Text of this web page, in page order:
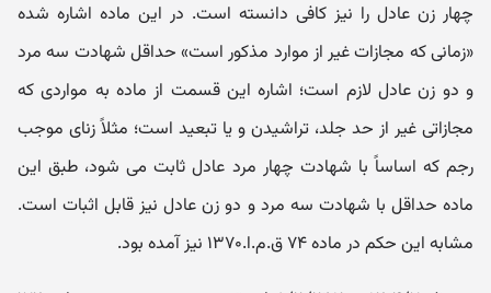
چهار زن عادل را نیز کافی دانسته است. در این ماده اشاره شده
«زمانی که مجازات غیر از موارد مذکور است» حداقل شهادت سه مرد
و دو زن عادل لازم است؛ اشاره این قسمت از ماده به مواردی که
مجازاتی غیر از حد جلد، تراشیدن و یا تبعید است؛ مثلاً زنای موجب
رجم که اساساً با شهادت چهار مرد عادل ثابت می شود، طبق این
ماده حداقل با شهادت سه مرد و دو زن عادل نیز قابل اثبات است.
مشابه این حکم در ماده ۷۴ ق.م.ا.۱۳۷۰ نیز آمده بود.